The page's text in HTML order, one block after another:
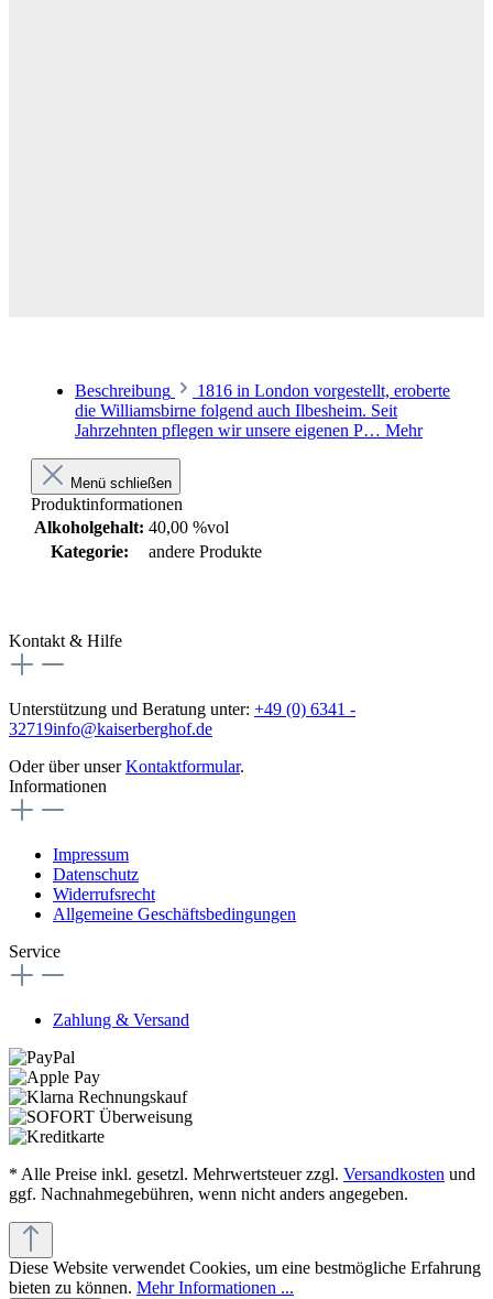
Beschreibung
1816 in London vorgestellt, eroberte
die Williamsbirne folgend auch Ilbesheim. Seit
Jahrzehnten pflegen wir unsere eigenen P… Mehr
Menü schließen
Produktinformationen
Alkoholgehalt: 40,00 %vol
Kategorie:
andere Produkte
Kontakt & Hilfe
Unterstützung und Beratung unter: +49 (0) 6341 -
32719info@kaiserberghof.de
Oder über unserKontaktformular.
Informationen
Impressum
Datenschutz
Widerrufsrecht
Allgemeine Geschäftsbedingungen
Service
Zahlung & Versand
* Alle Preise inkl. gesetzl. Mehrwertsteuer zzgl. Versandkosten und
ggf. Nachnahmegebühren, wenn nicht anders angegeben.
Diese Website verwendet Cookies, um eine bestmögliche Erfahrung
bieten zu können. Mehr Informationen ...